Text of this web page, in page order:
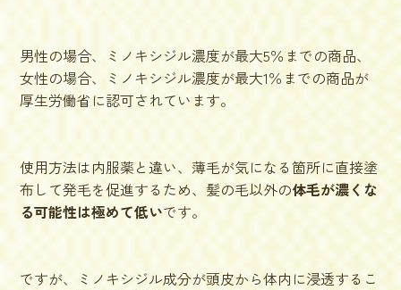
男性の場合、ミノキシジル濃度が最大5％までの商品、
女性の場合、ミノキシジル濃度が最大1％までの商品が
厚生労働省に認可されています。
使用方法は内服薬と違い、薄毛が気になる箇所に直接塗
布して発毛を促進するため、髪の毛以外の体毛が濃くな
る可能性は極めて低いです。
ですが、ミノキシジル成分が頭皮から体内に浸透するこ